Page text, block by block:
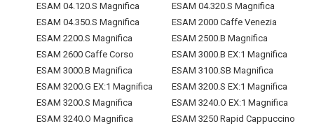
ESAM 04.120.S Magnifica
ESAM 04.320.S Magnifica
ESAM 04.350.S Magnifica
ESAM 2000 Caffe Venezia
ESAM 2200.S Magnifica
ESAM 2500.B Magnifica
ESAM 2600 Caffe Corso
ESAM 3000.B EX:1 Magnifica
ESAM 3000.B Magnifica
ESAM 3100.SB Magnifica
ESAM 3200.G EX:1 Magnifica
ESAM 3200.S EX:1 Magnifica
ESAM 3200.S Magnifica
ESAM 3240.O EX:1 Magnifica
ESAM 3240.O Magnifica
ESAM 3250 Rapid Cappuccino